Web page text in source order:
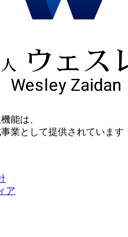
能は、
業として提供されています
ア